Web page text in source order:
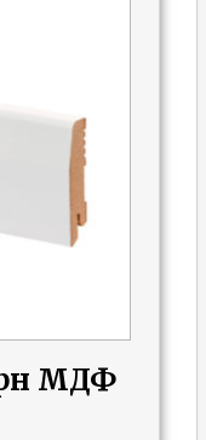
МДФ